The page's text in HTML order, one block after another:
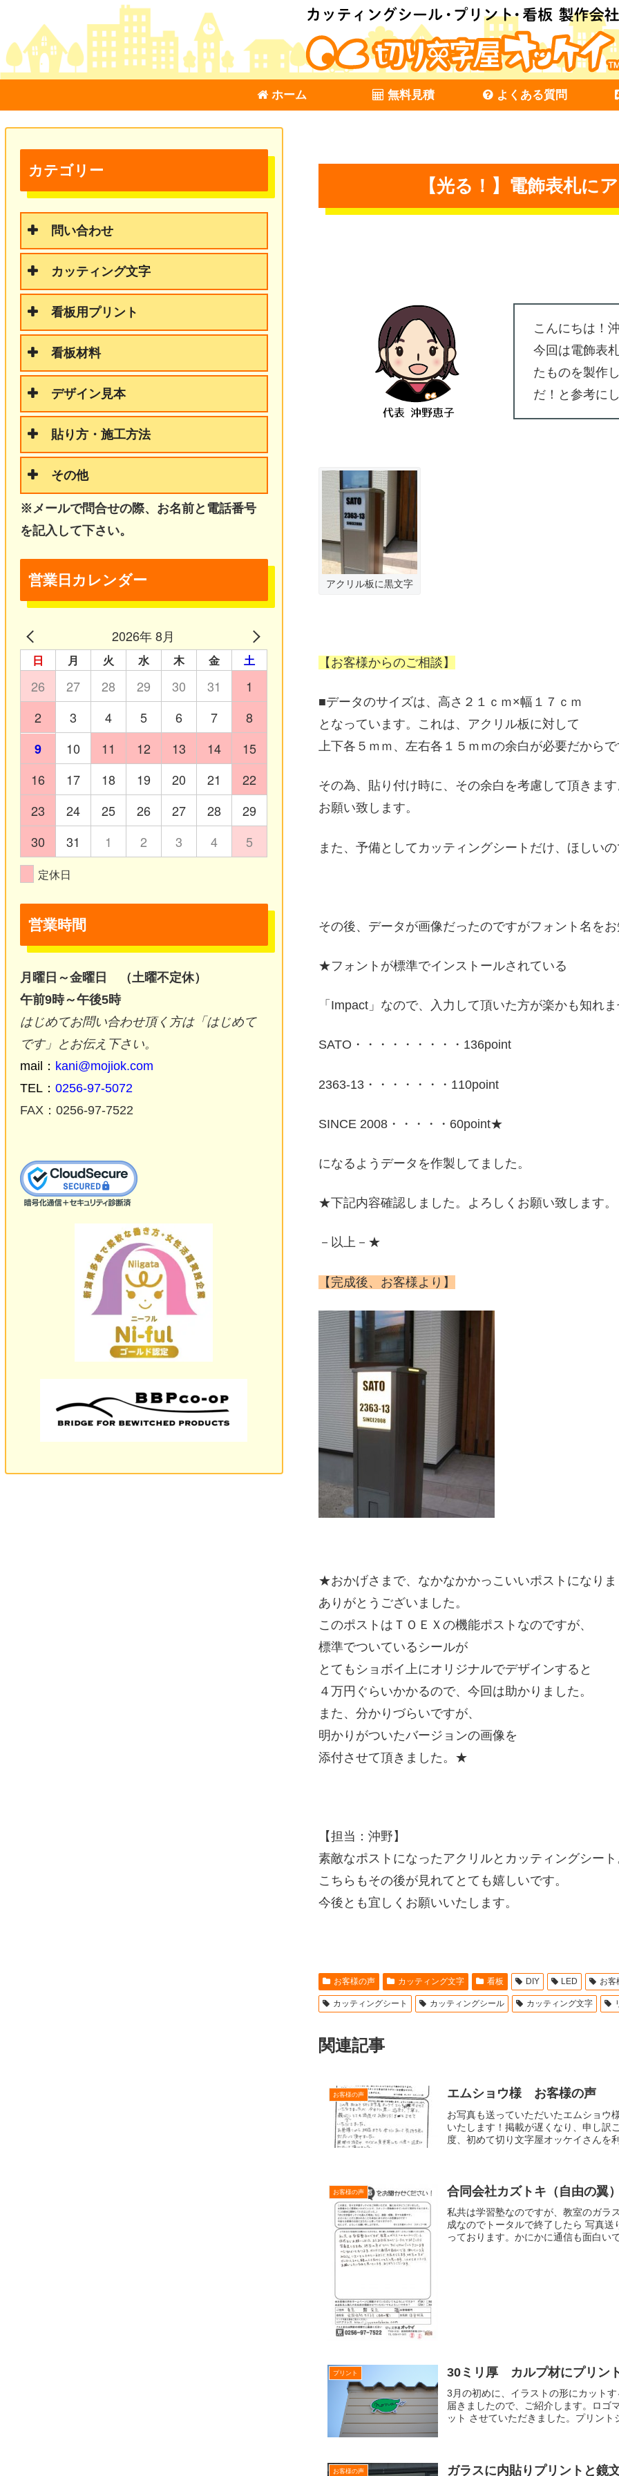
ホーム 無料見積 よくある質問
【光る！】電飾表札に
こんにちは！
今回は電飾表
たものを製作
だ！と参考に
アクリル板に黒文字
【お客様からのご相談】
■データのサイズは、高さ２１ｃｍ×幅１７ｃｍ
となっています。これは、アクリル板に対して
上下各５ｍｍ、左右各１５ｍｍの余白が必要だから
その為、貼り付け時に、その余白を考慮して頂きま
お願い致します。
また、予備としてカッティングシートだけ、ほしい
その後、データが画像だったのですがフォント名を
★フォントが標準でインストールされている
「Impact」なので、入力して頂いた方が楽かも知れ
SATO・・・・・・・・・136point
2363-13・・・・・・・110point
SINCE 2008・・・・・60point★
になるようデータを作製してました。
★下記内容確認しました。よろしくお願い致します。
－以上－★
【完成後、お客様より】
★おかげさまで、なかなかかっこいいポストになり
ありがとうございました。
このポストはＴＯＥＸの機能ポストなのですが、
標準でついているシールが
とてもショボイ上にオリジナルでデザインすると
４万円ぐらいかかるので、今回は助かりました。
また、分かりづらいですが、
明かりがついたバージョンの画像を
添付させて頂きました。★
【担当：沖野】
素敵なポストになったアクリルとカッティングシー
こちらもその後が見れてとても嬉しいです。
今後とも宜しくお願いいたします。
お客様の声 カッティング文字 看板 DIY LED お客
カッティングシート カッティングシール カッティング文字
関連記事
お客様の声 エムショウ様 お客様の声
お写真も送っていただいたエムショウ
いたします！掲載が遅くなり、申し
度、初めて切り文字屋オッケイさんを
お客様の声 合同会社カズトキ（自由の翼
私共は学習塾なのですが、教室のガラ
成なのでトータルで終了したら 写真
っております。かにかに通信も面白い
プリント 30ミリ厚 カルプ材にプリン
3月の初めに、イラストの形にカット
届きましたので、ご紹介します。ロゴ
ット させていただきました。プリン
お客様の声 ガラスに内貼りプリントと鏡
カテゴリー
問い合わせ
カッティング文字
看板用プリント
看板材料
デザイン見本
貼り方・施工方法
その他
※メールで問合せの際、お名前と電話番号
を記入して下さい。
営業日カレンダー
2026年 8月
日 月 火 水 木 金 土
26 27 28 29 30 31
1
2
3 4 5 6 7
8
9
10 11 12 13 14
15
16
17 18 19 20 21
22
23
24 25 26 27 28
29
30
31 1 2 3 4 5
定休日
営業時間
月曜日～金曜日 （土曜不定休）
午前9時～午後5時
はじめてお問い合わせ頂く方は「はじめて
です」とお伝え下さい。
mail： kani@mojiok.com
TEL： 0256-97-5072
FAX：0256-97-7522